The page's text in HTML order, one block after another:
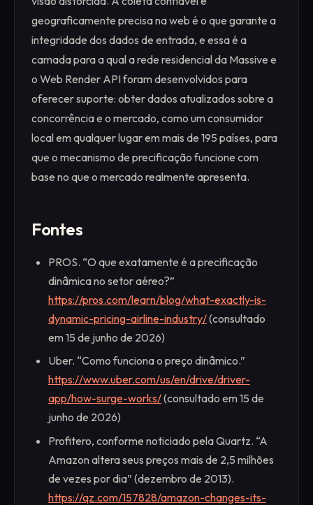
geograficamente precisa na web é o que garante a
integridade dos dados de entrada, e essa é a
camada para a qual a rede residencial da Massive e
o Web Render API foram desenvolvidos para
oferecer suporte: obter dados atualizados sobre a
concorrência e o mercado, como um consumidor
local em qualquer lugar em mais de 195 países, para
que o mecanismo de precificação funcione com
base no que o mercado realmente apresenta.
Fontes
PROS. “O que exatamente é a precificação
dinâmica no setor aéreo?”
https://pros.com/learn/blog/what-exactly-is-
dynamic-pricing-airline-industry/(consultado
em 15 de junho de 2026)
Uber. “Como funciona o preço dinâmico.”
https://www.uber.com/us/en/drive/driver-
app/how-surge-works/(consultado em 15 de
junho de 2026)
Profitero, conforme noticiado pela Quartz. “A
Amazon altera seus preços mais de 2,5 milhões
de vezes por dia” (dezembro de 2013).
https://qz.com/157828/amazon-changes-its-